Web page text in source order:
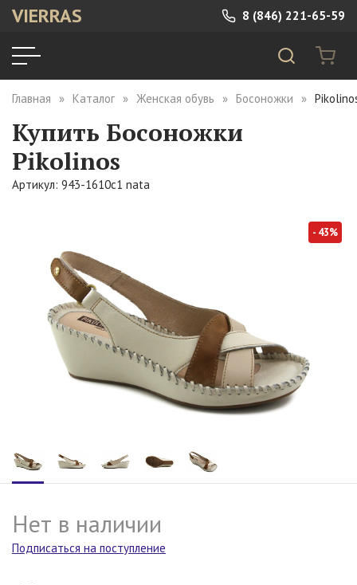
VIERRAS 8 (846) 221-65-59
Главная Каталог Женская обувь Босоножки
Купить Босоножки
Pikolinos
Артикул: 943-1610c1 nata
- 43%
Нет в наличии
Подписаться на поступление